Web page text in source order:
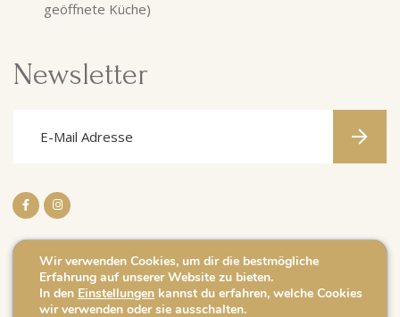
geöffnete Küche)
Newsletter
Impressum
Datenschutz
Wir verwenden Cookies, um dir die bestmögliche
Erfahrung auf unserer Website zu bieten.
In den Einstellungen kannst du erfahren, welche Cookies
wir verwenden oder sie ausschalten.